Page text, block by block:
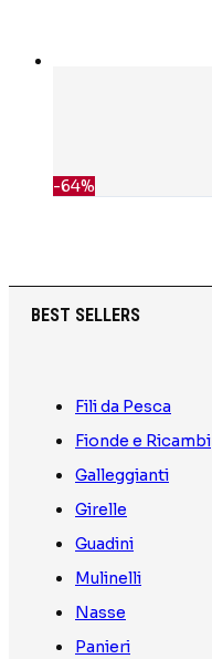
-64%
BEST SELLERS
Fili da Pesca
Fionde e Ricambi
Galleggianti
Girelle
Guadini
Mulinelli
Nasse
Panieri